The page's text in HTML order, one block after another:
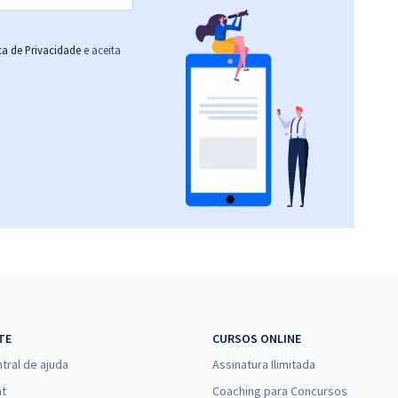
de Privacidade e aceita
de ajuda
CURSOS ONLINE
Assinatura Ilimitada
Coaching para Concursos